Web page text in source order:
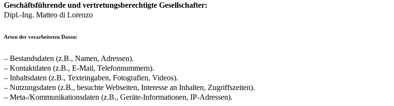
Geschäftsführende und vertretungsberechtigte Gesellschafter:
Dipl.-Ing. Matteo di Lorenzo
Arten der verarbeiteten Daten:
– Bestandsdaten (z.B., Namen, Adressen).
– Kontaktdaten (z.B., E-Mail, Telefonnummern).
– Inhaltsdaten (z.B., Texteingaben, Fotografien, Videos).
– Nutzungsdaten (z.B., besuchte Webseiten, Interesse an Inhalten, Zugriffszeiten).
– Meta-/Kommunikationsdaten (z.B., Geräte-Informationen, IP-Adressen).